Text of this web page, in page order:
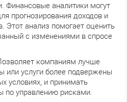
Финансовые аналитики могут
прогнозирования доходов и
Этот анализ помогает оценить
с изменениями в спросе
компаниям лучше
или услуги более подвержены
условиях, и принимать
по управлению рисками.